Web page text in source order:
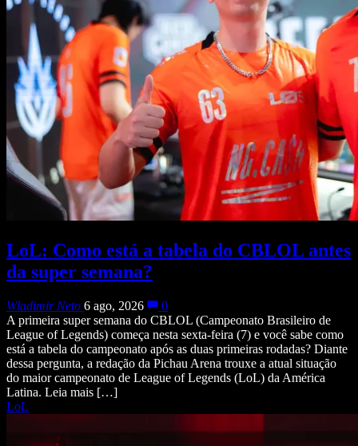
LoL: Como está a tabela do CBLOL antes
da super semana?
Wladimir Neto 6 ago, 2026
0
A primeira super semana do CBLOL (Campeonato Brasileiro de
League of Legends) começa nesta sexta-feira (7) e você sabe como
está a tabela do campeonato após as duas primeiras rodadas? Diante
dessa pergunta, a redação da Pichau Arena trouxe a atual situação
do maior campeonato de League of Legends (LoL) da América
Latina. Leia mais […]
LoL